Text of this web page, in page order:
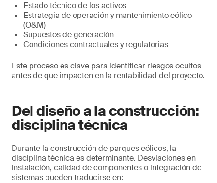
Estado técnico de los activos
Estrategia de operación y mantenimiento eólico
(O&M)
Supuestos de generación
Condiciones contractuales y regulatorias
Este proceso es clave para identificar riesgos ocultos
antes de que impacten en la rentabilidad del proyecto.
Del diseño a la construcción:
disciplina técnica
Durante la construcción de parques eólicos, la
disciplina técnica es determinante. Desviaciones en
instalación, calidad de componentes o integración de
sistemas pueden traducirse en: